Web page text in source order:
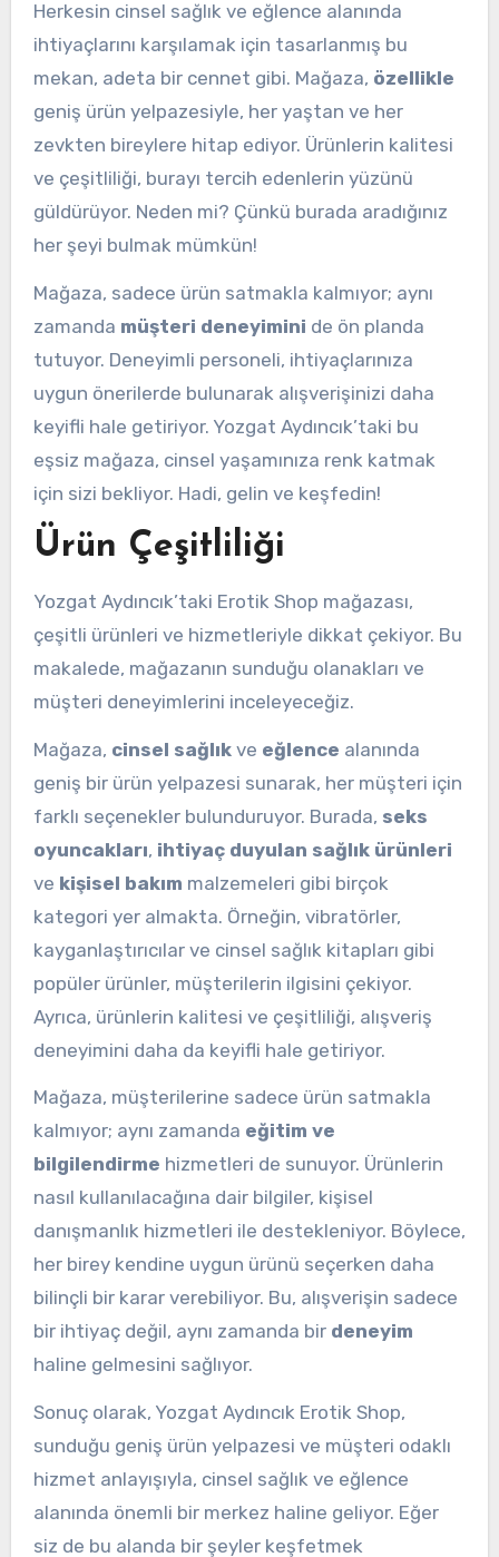
Herkesin cinsel sağlık ve eğlence alanında
ihtiyaçlarını karşılamak için tasarlanmış bu
mekan, adeta bir cennet gibi. Mağaza, özellikle
geniş ürün yelpazesiyle, her yaştan ve her
zevkten bireylere hitap ediyor. Ürünlerin kalitesi
ve çeşitliliği, burayı tercih edenlerin yüzünü
güldürüyor. Neden mi? Çünkü burada aradığınız
her şeyi bulmak mümkün!
Mağaza, sadece ürün satmakla kalmıyor; aynı
zamanda müşteri deneyimini de ön planda
tutuyor. Deneyimli personeli, ihtiyaçlarınıza
uygun önerilerde bulunarak alışverişinizi daha
keyifli hale getiriyor. Yozgat Aydıncık’taki bu
eşsiz mağaza, cinsel yaşamınıza renk katmak
için sizi bekliyor. Hadi, gelin ve keşfedin!
Ürün Çeşitliliği
Yozgat Aydıncık’taki Erotik Shop mağazası,
çeşitli ürünleri ve hizmetleriyle dikkat çekiyor. Bu
makalede, mağazanın sunduğu olanakları ve
müşteri deneyimlerini inceleyeceğiz.
Mağaza, cinsel sağlıkve eğlence alanında
geniş bir ürün yelpazesi sunarak, her müşteri için
farklı seçenekler bulunduruyor. Burada, seks
oyuncakları, ihtiyaç duyulan sağlık ürünleri
ve kişisel bakım malzemeleri gibi birçok
kategori yer almakta. Örneğin, vibratörler,
kayganlaştırıcılar ve cinsel sağlık kitapları gibi
popüler ürünler, müşterilerin ilgisini çekiyor.
Ayrıca, ürünlerin kalitesi ve çeşitliliği, alışveriş
deneyimini daha da keyifli hale getiriyor.
Mağaza, müşterilerine sadece ürün satmakla
kalmıyor; aynı zamanda eğitim ve
bilgilendirme hizmetleri de sunuyor. Ürünlerin
nasıl kullanılacağına dair bilgiler, kişisel
danışmanlık hizmetleri ile destekleniyor. Böylece,
her birey kendine uygun ürünü seçerken daha
bilinçli bir karar verebiliyor. Bu, alışverişin sadece
bir ihtiyaç değil, aynı zamanda bir deneyim
haline gelmesini sağlıyor.
Sonuç olarak, Yozgat Aydıncık Erotik Shop,
sunduğu geniş ürün yelpazesi ve müşteri odaklı
hizmet anlayışıyla, cinsel sağlık ve eğlence
alanında önemli bir merkez haline geliyor. Eğer
siz de bu alanda bir şeyler keşfetmek